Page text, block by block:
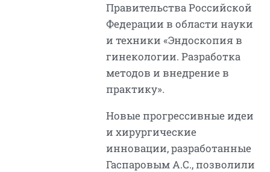
Правительства Российской
Федерации в области науки
и техники «Эндоскопия в
гинекологии. Разработка
методов и внедрение в
практику».
Новые прогрессивные идеи
и хирургические
инновации, разработанные
Гаспаровым А.С., позволили